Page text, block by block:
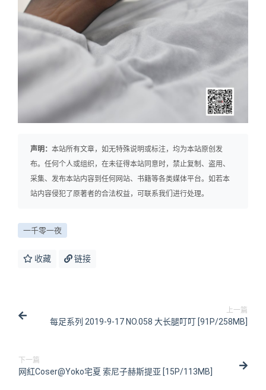
声明： 本站所有文章，如无特殊说明或标注，均为本站原创发
布。任何个人或组织，在未征得本站同意时，禁止复制、盗用、
采集、发布本站内容到任何网站、书籍等各类媒体平台。如若本
站内容侵犯了原著者的合法权益，可联系我们进行处理。
一千零一夜
收藏 链接
上一篇
每足系列 2019-9-17 NO.058 大长腿叮叮 [91P/258MB]
下一篇
网紅Coser@Yoko宅夏 索尼子赫斯提亚 [15P/113MB]